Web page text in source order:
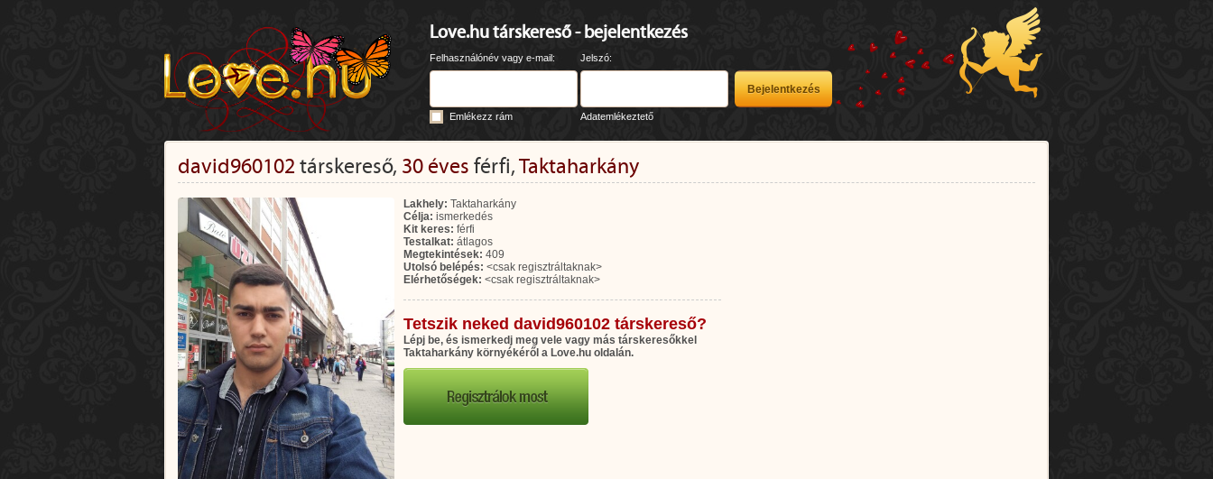
Love.hu társkereső - bejelentkezés
Felhasználónév vagy e-mail: Jelszó:
Emlékezz rám Adatemlékeztető
david960102 társkereső, 30 éves férfi,Taktaharkány
Lakhely: Taktaharkány
Célja: ismerkedés
Kit keres: férfi
Testalkat: átlagos
Megtekintések: 409
Utolsó belépés: <csak regisztráltaknak>
Elérhetőségek: <csak regisztráltaknak>
Tetszik neked david960102 társkereső?
Lépj be, és ismerkedj meg vele vagy más társkeresőkkel
Taktaharkány környékéről a Love.hu oldalán.